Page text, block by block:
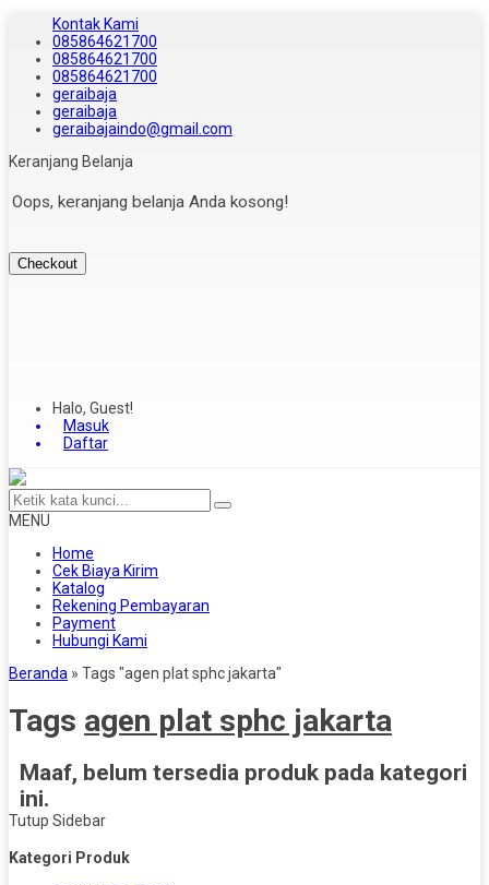
Kontak Kami
085864621700
085864621700
085864621700
geraibaja
geraibaja
geraibajaindo@gmail.com
Keranjang Belanja
Oops, keranjang belanja Anda kosong!
Checkout
Halo, Guest!
Masuk
Daftar
MENU
Home
Cek Biaya Kirim
Katalog
Rekening Pembayaran
Payment
Hubungi Kami
Beranda » Tags "agen plat sphc jakarta"
Tags agen plat sphc jakarta
Maaf, belum tersedia produk pada kategori
ini.
Tutup Sidebar
Kategori Produk